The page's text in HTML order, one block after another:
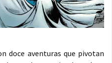
doce aventuras que pivotan